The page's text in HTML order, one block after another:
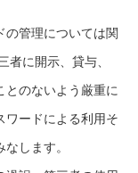
の管理については関
者に開示、貸与、
とのないよう厳重に
ワードによる利用そ
します。